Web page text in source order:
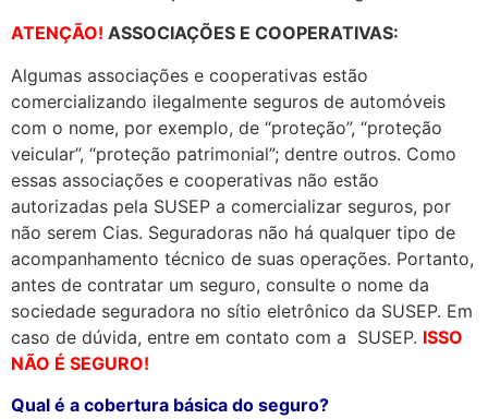
ATENÇÃO! ASSOCIAÇÕES E COOPERATIVAS:
Algumas associações e cooperativas estão
comercializando ilegalmente seguros de automóveis
com o nome, por exemplo, de “proteção”, “proteção
veicular”, “proteção patrimonial”; dentre outros. Como
essas associações e cooperativas não estão
autorizadas pela SUSEP a comercializar seguros, por
não serem Cias. Seguradoras não há qualquer tipo de
acompanhamento técnico de suas operações. Portanto,
antes de contratar um seguro, consulte o nome da
sociedade seguradora no sítio eletrônico da SUSEP. Em
caso de dúvida, entre em contato com a SUSEP. ISSO
NÃO É SEGURO!
Qual é a cobertura básica do seguro?